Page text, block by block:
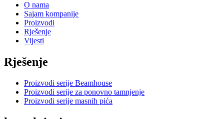
O nama
Sajam kompanije
Proizvodi
Rješenje
Vijesti
Rješenje
Proizvodi serije Beamhouse
Proizvodi serije za ponovno tamnjenje
Proizvodi serije masnih pića